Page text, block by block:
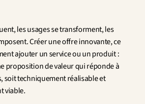
& collaborateur
les usages se transforment, les
Créer une offre innovante, ce
ajouter un service ou un produit :
proposition de valeur qui réponde à
soit techniquement réalisable et
viable.